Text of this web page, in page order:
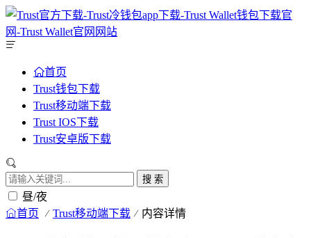
首页
Trust钱包下载
Trust移动端下载
Trust IOS下载
Trust安卓版下载
搜 索
昼/夜
首页 Trust移动端下载 内容详情